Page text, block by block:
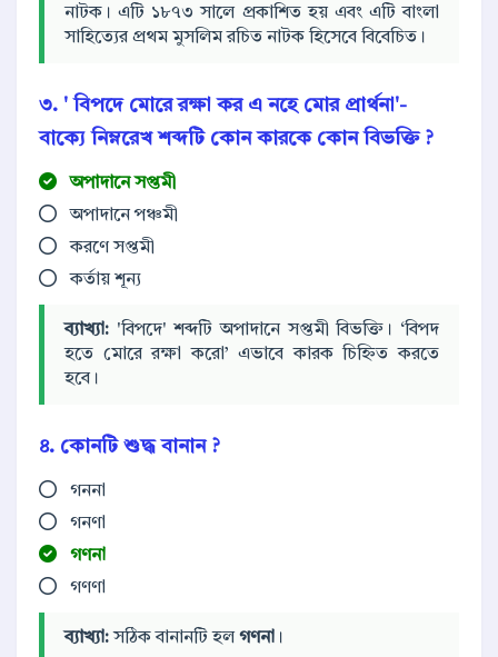
নাটক। এটি ১৮৭৩ সালে প্রকাশিত হয় এবং এটি বাংলা
সাহিত্যের প্রথম মুসলিম রচিত নাটক হিসেবে বিবেচিত।
৩. 'বিপদে মোরে রক্ষা কর এ নহে মোর প্রার্থনা'-
বাক্যে নিম্নরেখ শব্দটি কোন কারকে কোন বিভক্তি ?
অপাদানে সপ্তমী
অপাদানে পঞ্চমী
করণে সপ্তমী
কর্তায় শূন্য
ব্যাখ্যা: 'বিপদে' শব্দটি অপাদানে সপ্তমী বিভক্তি। ‘বিপদ
হতে মোরে রক্ষা করো’ এভাবে কারক চিহ্নিত করতে
হবে।
৪. কোনটি শুদ্ধ বানান ?
গননা
গনণা
গণনা
গণণা
ব্যাখ্যা:সঠিক বানানটি হলগণনা ।